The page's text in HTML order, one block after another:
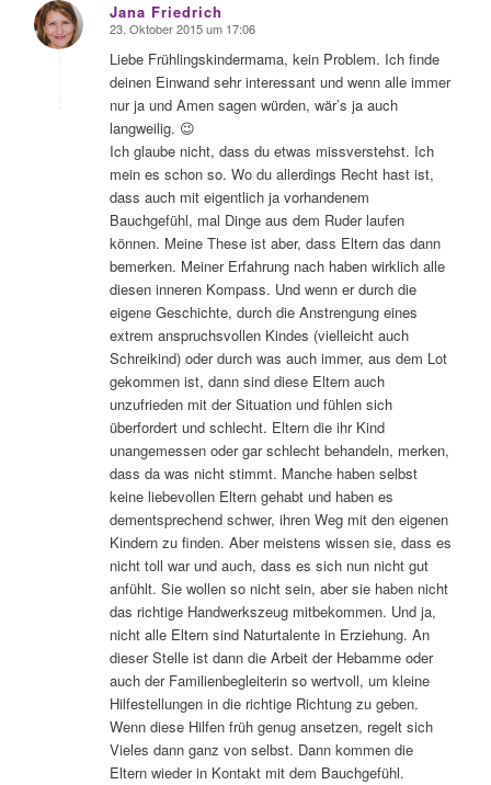
Jana Friedrich
sagte:
23. Oktober 2015 um 17:06
Liebe Frühlingskindermama, kein Problem. Ich finde
deinen Einwand sehr interessant und wenn alle immer
nur ja und Amen sagen würden, wär’s ja auch
langweilig. 😉
Ich glaube nicht, dass du etwas missverstehst. Ich
mein es schon so. Wo du allerdings Recht hast ist,
dass auch mit eigentlich ja vorhandenem
Bauchgefühl, mal Dinge aus dem Ruder laufen
können. Meine These ist aber, dass Eltern das dann
bemerken. Meiner Erfahrung nach haben wirklich alle
diesen inneren Kompass. Und wenn er durch die
eigene Geschichte, durch die Anstrengung eines
extrem anspruchsvollen Kindes (vielleicht auch
Schreikind) oder durch was auch immer, aus dem Lot
gekommen ist, dann sind diese Eltern auch
unzufrieden mit der Situation und fühlen sich
überfordert und schlecht. Eltern die ihr Kind
unangemessen oder gar schlecht behandeln, merken,
dass da was nicht stimmt. Manche haben selbst
keine liebevollen Eltern gehabt und haben es
dementsprechend schwer, ihren Weg mit den eigenen
Kindern zu finden. Aber meistens wissen sie, dass es
nicht toll war und auch, dass es sich nun nicht gut
anfühlt. Sie wollen so nicht sein, aber sie haben nicht
das richtige Handwerkszeug mitbekommen. Und ja,
nicht alle Eltern sind Naturtalente in Erziehung. An
dieser Stelle ist dann die Arbeit der Hebamme oder
auch der Familienbegleiterin so wertvoll, um kleine
Hilfestellungen in die richtige Richtung zu geben.
Wenn diese Hilfen früh genug ansetzen, regelt sich
Vieles dann ganz von selbst. Dann kommen die
Eltern wieder in Kontakt mit dem Bauchgefühl.